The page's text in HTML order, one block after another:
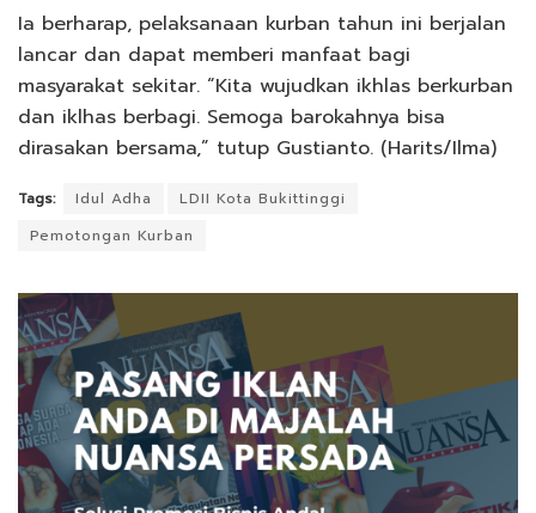
Ia berharap, pelaksanaan kurban tahun ini berjalan
lancar dan dapat memberi manfaat bagi
masyarakat sekitar. “Kita wujudkan ikhlas berkurban
dan iklhas berbagi. Semoga barokahnya bisa
dirasakan bersama,” tutup Gustianto. (Harits/Ilma)
Tags: Idul Adha
LDII Kota Bukittinggi
Pemotongan Kurban